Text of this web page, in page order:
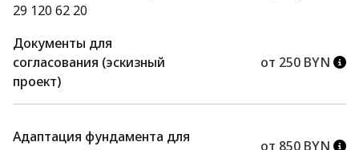
29 120 62 20
Документы для
согласования (эскизный
проект)
от 250 BYN
Адаптация фундамента для
от 850 BYN